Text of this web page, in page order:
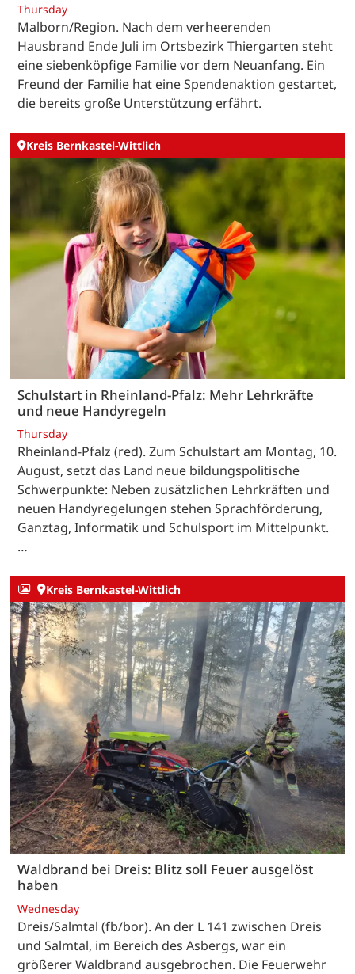
Thursday
Malborn/Region. Nach dem verheerenden
Hausbrand Ende Juli im Ortsbezirk Thiergarten steht
eine siebenköpfige Familie vor dem Neuanfang. Ein
Freund der Familie hat eine Spendenaktion gestartet,
die bereits große Unterstützung erfährt.
Kreis Bernkastel-Wittlich
Schulstart in Rheinland-Pfalz: Mehr Lehrkräfte
und neue Handyregeln
Thursday
Rheinland-Pfalz (red). Zum Schulstart am Montag, 10.
August, setzt das Land neue bildungspolitische
Schwerpunkte: Neben zusätzlichen Lehrkräften und
neuen Handyregelungen stehen Sprachförderung,
Ganztag, Informatik und Schulsport im Mittelpunkt.
…
Kreis Bernkastel-Wittlich
Waldbrand bei Dreis: Blitz soll Feuer ausgelöst
haben
Wednesday
Dreis/Salmtal (fb/bor). An der L 141 zwischen Dreis
und Salmtal, im Bereich des Asbergs, war ein
größerer Waldbrand ausgebrochen. Die Feuerwehr